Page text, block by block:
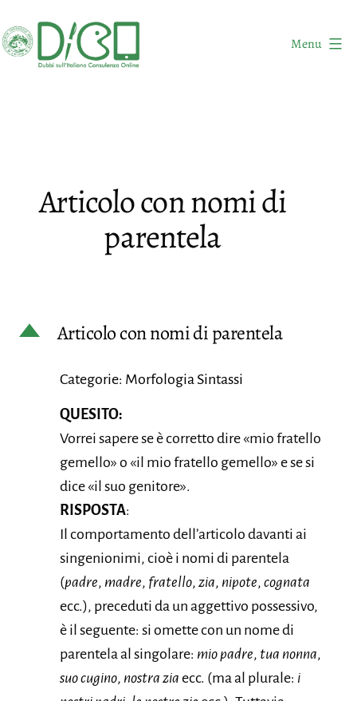
al
contenuto
Online
Menu
Articolo con nomi di
parentela
D Articolo con nomi di parentela
Categorie: Morfologia Sintassi
QUESITO:
Vorrei sapere se è corretto dire «mio fratello
gemello» o «il mio fratello gemello» e se si
dice «il suo genitore».
RISPOSTA:
Il comportamento dell’articolo davanti ai
singenionimi, cioè i nomi di parentela
(padre, madre, fratello, zia, nipote, cognata
ecc.), preceduti da un aggettivo possessivo,
è il seguente: si omette con un nome di
parentela al singolare: mio padre, tua nonna,
suo cugino, nostra zia ecc. (ma al plurale: i